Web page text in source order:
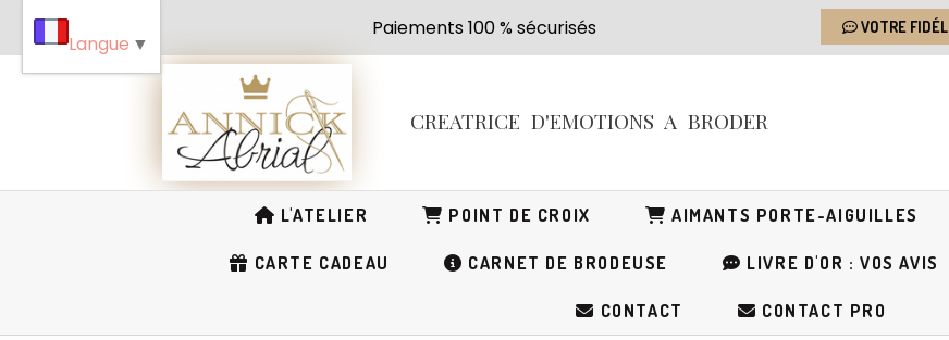
Paiements 100 % sécurisés VOTRE
CREATRICE D'EMOTIONS A BRODER
L'ATELIER POINT DE CROIX AIMANTS PORTE-AIGUILLES
CARTE CADEAU CARNET DE BRODEUSE LIVRE D'OR : VOS AVIS
CONTACT CONTACT PRO
Langue ▼